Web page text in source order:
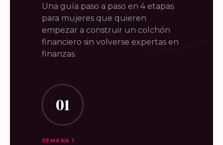
Una guía paso a paso en 4 etapas
para mujeres que quieren
empezar a construir un colchón
financiero sin volverse expertas en
finanzas.
01
SEMANA 1